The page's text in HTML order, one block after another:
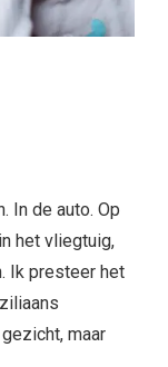
In de auto. Op
het vliegtuig,
Ik presteer het
maar